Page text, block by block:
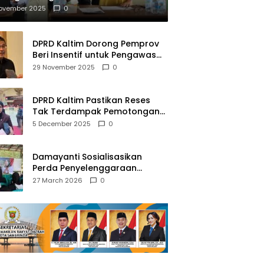
NAPZA
2025 0
DPRD Kaltim Dorong Pemprov
Beri Insentif untuk Pengawas
Madrasah dan Pendidikan
29 November 2025 0
DPRD Kaltim Pastikan Reses
Tak Terdampak Pemotongan
Transfer Dana Pusat
5 December 2025 0
Damayanti Sosialisasikan
Perda Penyelenggaraan
Pendidikan Pancasila dan
27 March 2026 0